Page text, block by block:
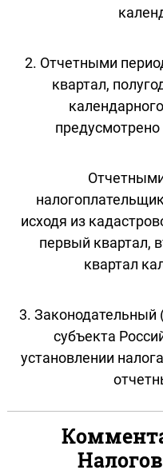
2. Отчетными
квартал,
исходя из
первый квартал,
квартал
3. Законодательный
субъекта
установлении